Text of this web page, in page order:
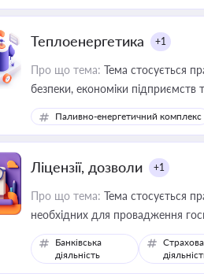
Теплоенергетика +1
Про що тема: Тема стосується
безпеки, економіки
Паливно-енергетичний комплекс
Ліцензії, дозволи +1
Про що тема: Тема стосується
необхідних для провадження
Банківська
діяльність
Страхова